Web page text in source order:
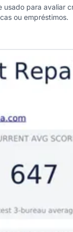
usado para avaliar
ou empréstimos.